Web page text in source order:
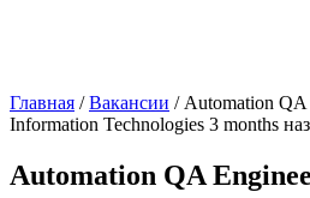
Главная / Вакансии / Automation QA
Information Technologies 3 months
Automation QA